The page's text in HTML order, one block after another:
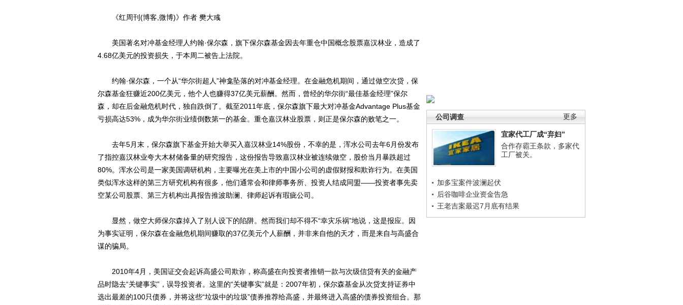
更多
公司调查
宜家代工厂成“弃妇”
合作存霸王条款，多家代
工厂被关。
加多宝案件波澜起伏
后谷咖啡企业资金告急
王老吉案最迟7月底有结果
《红周刊(博客,微博)》作者 樊大彧
美国著名对冲基金经理人约翰·保尔森，旗下保尔森基金因去年重仓中国概念股票嘉汉林业，造成了
4.68亿美元的投资损失，于本周二被告上法院。
约翰·保尔森，一个从“华尔街超人”神龛坠落的对冲基金经理。在金融危机期间，通过做空次贷，保
尔森基金狂赚近200亿美元，他个人也赚得37亿美元薪酬。然而，曾经的华尔街“最佳基金经理”保尔
森，却在后金融危机时代，独自跌倒了。截至2011年底，保尔森旗下最大对冲基金Advantage Plus基金
亏损高达53%，成为华尔街业绩倒数第一的基金。重仓嘉汉林业股票，则正是保尔森的败笔之一。
去年5月末，保尔森旗下基金开始大举买入嘉汉林业14%股份，不幸的是，浑水公司去年6月份发布
了指控嘉汉林业夸大木材储备量的研究报告，这份报告导致嘉汉林业被连续做空，股价当月暴跌超过
80%。浑水公司是一家美国调研机构，主要曝光在美上市的中国小公司的虚假财报和欺诈行为。在美国
类似浑水这样的第三方研究机构有很多，他们通常会和律师事务所、投资人结成同盟——投资者事先卖
空某公司股票、第三方机构出具报告推波助澜、律师起诉有瑕疵公司。
显然，做空大师保尔森掉入了别人设下的陷阱。然而我们却不得不“幸灾乐祸”地说，这是报应。因
为事实证明，保尔森在金融危机期间赚取的37亿美元个人薪酬，并非来自他的天才，而是来自与高盛合
谋的骗局。
2010年4月，美国证交会起诉高盛公司欺诈，称高盛在向投资者推销一款与次级信贷有关的金融产
品时隐去“关键事实”，误导投资者。这里的“关键事实”就是：2007年初，保尔森基金从次贷支持证券中
选出最差的100只债券，并将这些“垃圾中的垃圾”债券推荐给高盛，并最终进入高盛的债券投资组合。那